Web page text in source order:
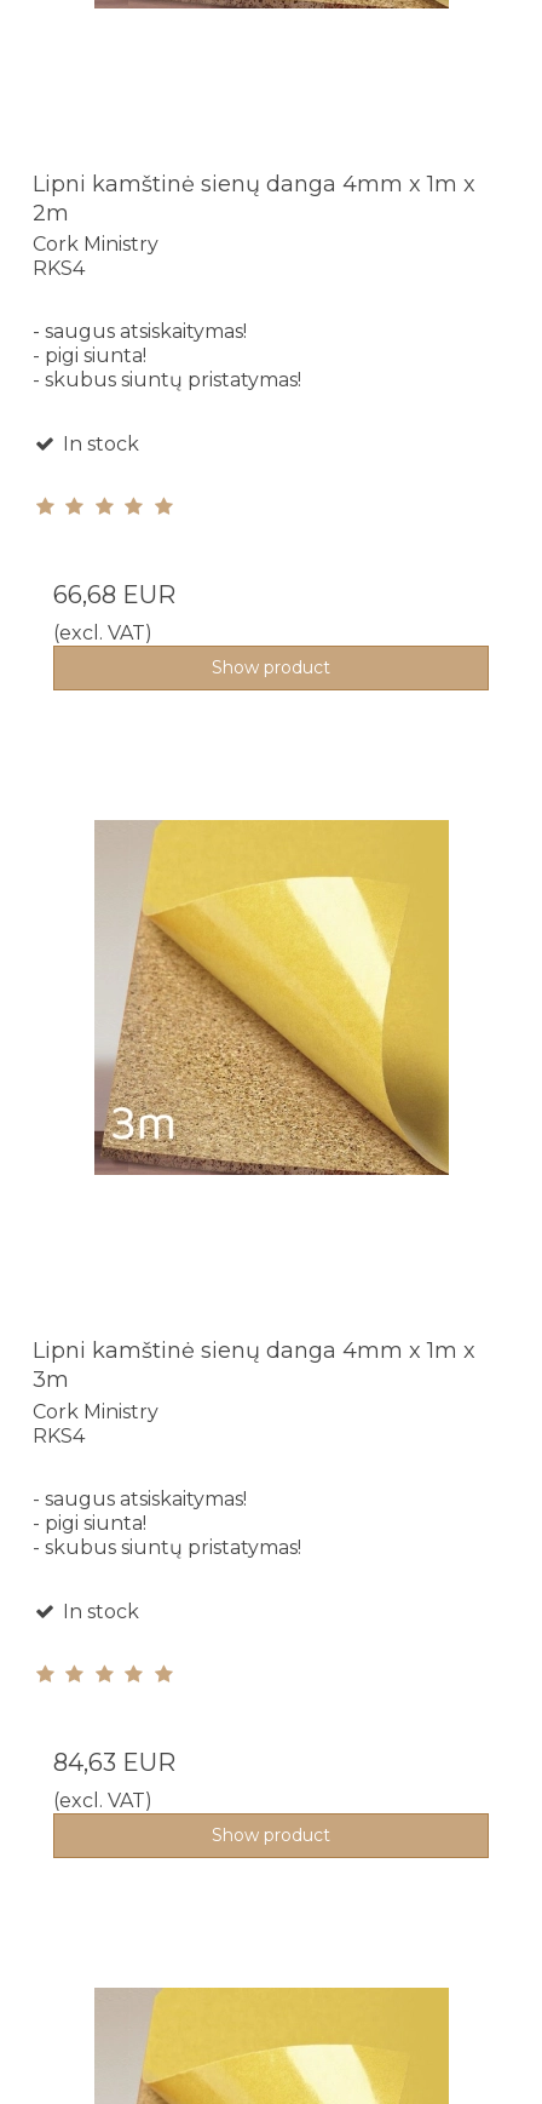
Lipni kamštinė sienų danga 4mm x 1m x
2m
Cork Ministry
RKS4
- saugus atsiskaitymas!
- pigi siunta!
- skubus siuntų pristatymas!
In stock
66,68 EUR
(excl. VAT)
Show product
Lipni kamštinė sienų danga 4mm x 1m x
3m
Cork Ministry
RKS4
- saugus atsiskaitymas!
- pigi siunta!
- skubus siuntų pristatymas!
In stock
84,63 EUR
(excl. VAT)
Show product